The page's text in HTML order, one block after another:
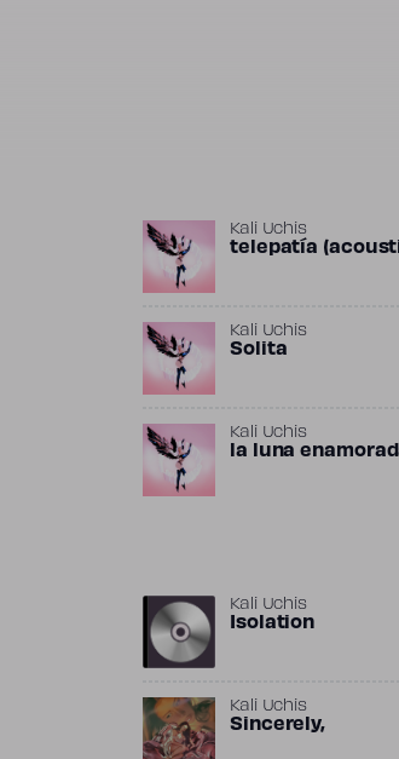
Kali Uchis
​telepatía
Kali Uchis
Solita
Kali Uchis
​la luna
Kali Uchis
Isolation
Kali Uchis
Sincerely,